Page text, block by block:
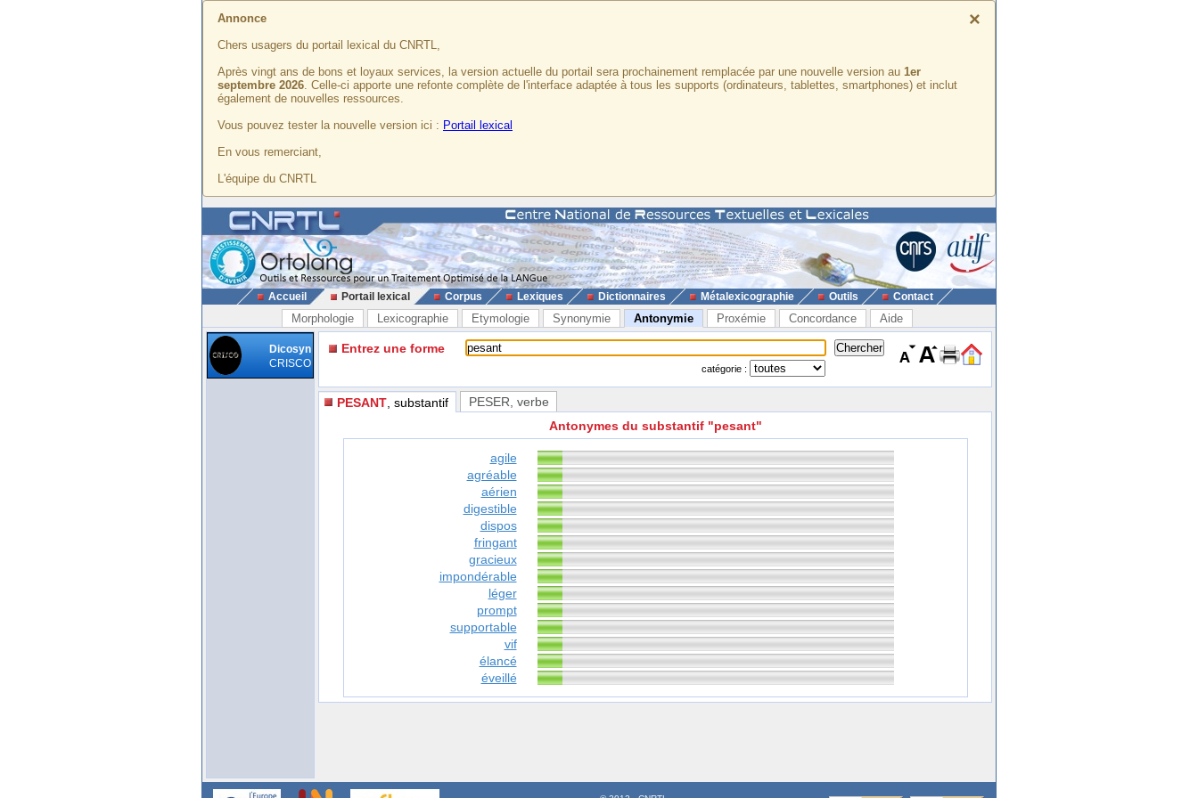
×
Annonce
Chers usagers du portail lexical du CNRTL,
Après vingt ans de bons et loyaux services, la version actuelle du portail sera prochainement remplacée par une nouvelle version au 1er
septembre 2026. Celle-ci apporte une refonte complète de l'interface adaptée à tous les supports (ordinateurs, tablettes, smartphones) et inclut
également de nouvelles ressources.
Vous pouvez tester la nouvelle version ici : Portail lexical
En vous remerciant,
L'équipe du CNRTL
Accueil Portail lexical Corpus Lexiques Dictionnaires Métalexicographie Outils Contact
Morphologie Lexicographie Etymologie Synonymie Antonymie Proxémie Concordance Aide
Dicosyn
CRISCO
Entrez une forme
catégorie :
PESANT , substantif PESER , verbe
Antonymes du substantif "pesant"
agile
agréable
aérien
digestible
dispos
fringant
gracieux
impondérable
léger
prompt
supportable
vif
élancé
éveillé